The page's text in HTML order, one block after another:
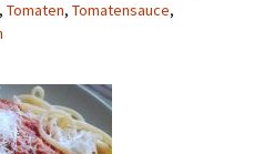
, Tomaten, Tomatensauce,